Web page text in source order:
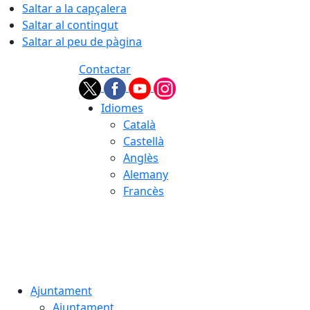
Saltar a la capçalera
Saltar al contingut
Saltar al peu de pàgina
Contactar
Idiomes
Català
Castellà
Anglès
Alemany
Francès
Ajuntament